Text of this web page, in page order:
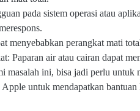
pada sistem operasi atau
menyebabkan perangkat mati
Paparan air atau cairan dapat
masalah ini, bisa jadi perlu untuk
untuk mendapatkan